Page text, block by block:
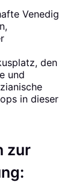
Venedig
den
und
in dieser
zur